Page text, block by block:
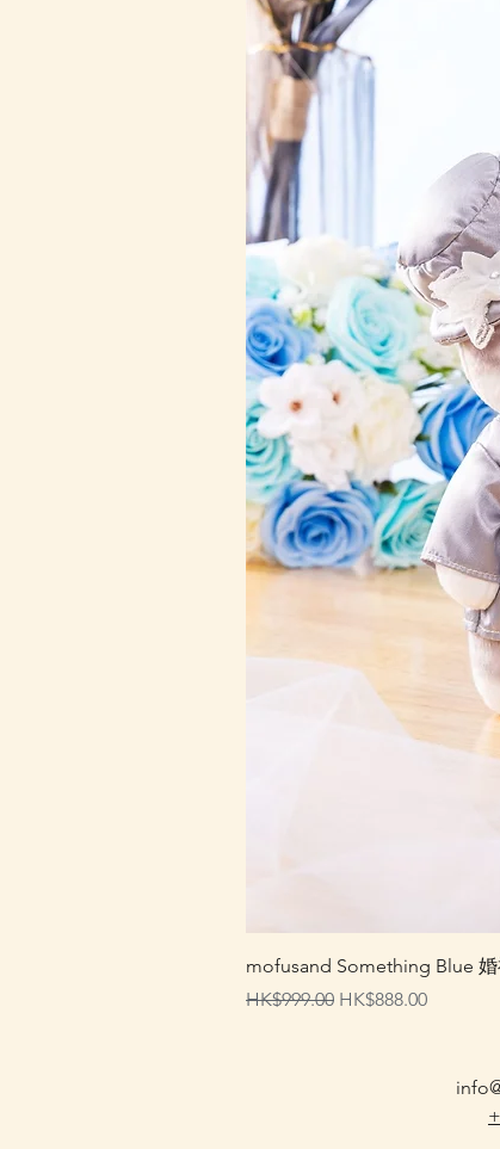
mofusand Something Blue
一般價格
HK$999.00 促銷價格
HK$888.00